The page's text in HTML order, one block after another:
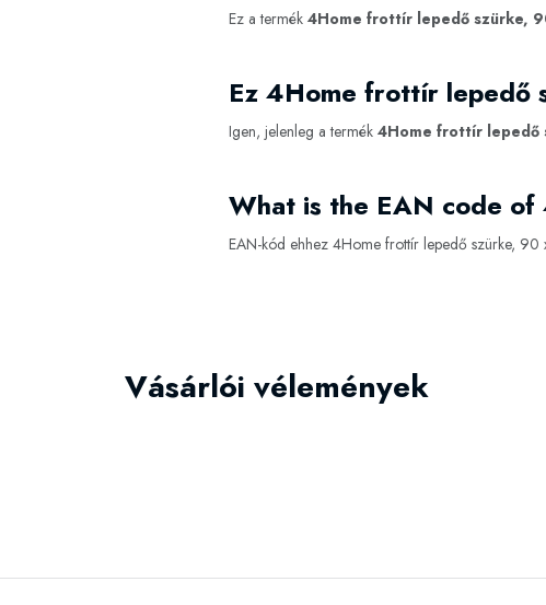
Ez a termék 4Home frottír lepedő szürke,
Ez 4Home frottír lepedő
Igen, jelenleg a termék 4Home frottír lepedő
What is the EAN code
EAN-kód ehhez 4Home frottír lepedő szürke, 90
Vásárlói vélemények